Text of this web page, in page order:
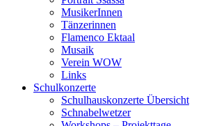
MusikerInnen
Tänzerinnen
Flamenco Ektaal
Musaik
Verein WOW
Links
Schulkonzerte
Schulhauskonzerte Übersicht
Schnabelwetzer